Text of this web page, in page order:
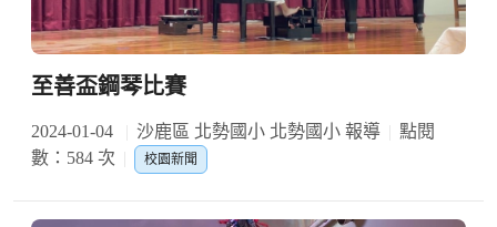
至善盃鋼琴比賽
2024-01-04 沙鹿區 北勢國小 北勢國小 報導
點閱
數：584 次
校園新聞